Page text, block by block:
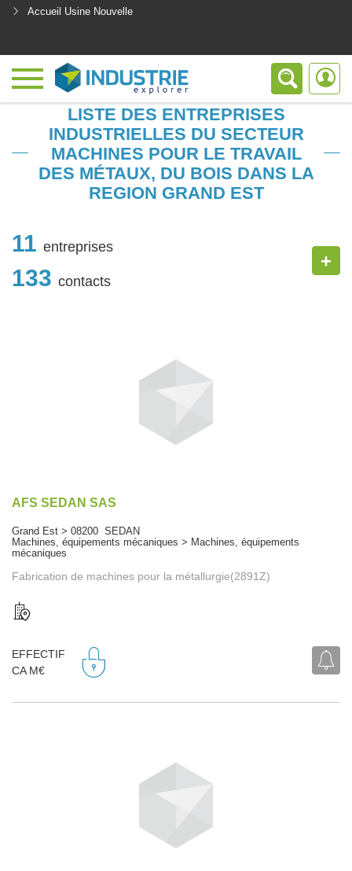
Accueil Usine Nouvelle
LISTE DES ENTREPRISES
INDUSTRIELLES DU SECTEUR
MACHINES POUR LE TRAVAIL
DES MÉTAUX, DU BOIS DANS LA
REGION GRAND EST
11 entreprises
133 contacts
+
AFS SEDAN SAS
Grand Est > 08200 SEDAN
Machines, équipements mécaniques > Machines, équipements
mécaniques
Fabrication de machines pour la métallurgie(2891Z)
EFFECTIF
CA M€